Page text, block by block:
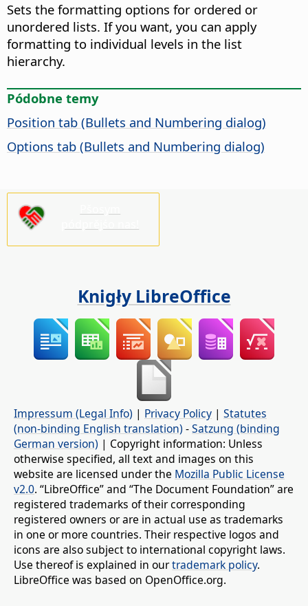
Sets the formatting options for ordered or
unordered lists. If you want, you can apply
formatting to individual levels in the list
hierarchy.
Pódobne temy
Position tab (Bullets and Numbering dialog)
Options tab (Bullets and Numbering dialog)
Knigły LibreOffice
Impressum (Legal Info) | Privacy Policy | Statutes
(non-binding English translation) -Satzung (binding
German version) | Copyright information: Unless
otherwise specified, all text and images on this
website are licensed under the Mozilla Public License
v2.0. “LibreOffice” and “The Document Foundation” are
registered trademarks of their corresponding
registered owners or are in actual use as trademarks
in one or more countries. Their respective logos and
icons are also subject to international copyright laws.
Use thereof is explained in ourtrademark policy.
LibreOffice was based on OpenOffice.org.